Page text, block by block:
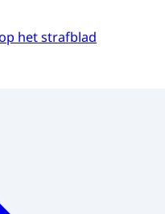
het strafblad